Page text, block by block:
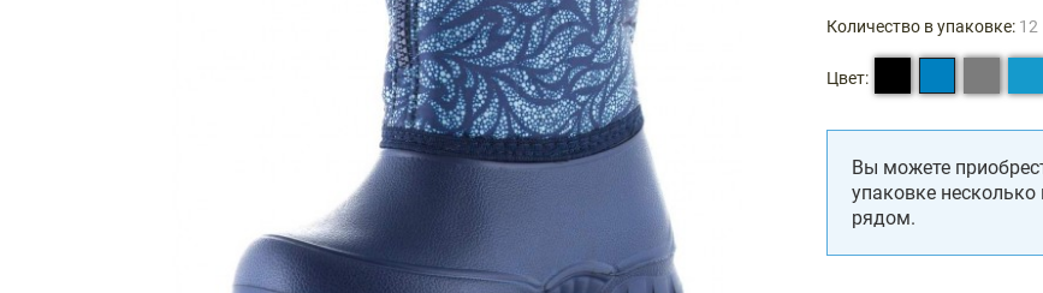
Количество в упаковке: 12
Цвет:
Вы можете
упаковке
рядом.